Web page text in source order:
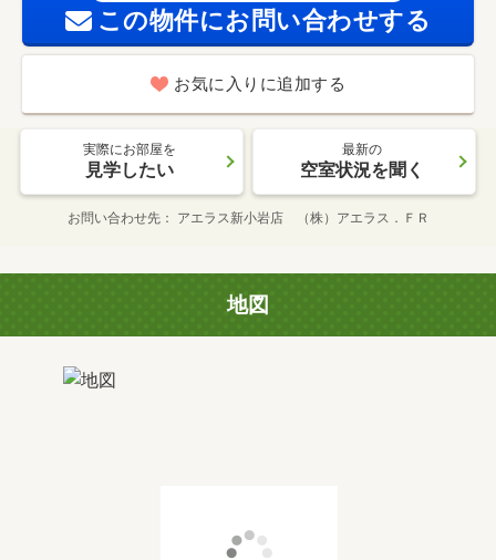
この物件にお問い合わせする
お気に入りに追加する
実際にお部屋を
見学したい
最新の
空室状況を聞く
お問い合わせ先 アエラス新小岩店 （株）アエラス．ＦＲ
地図